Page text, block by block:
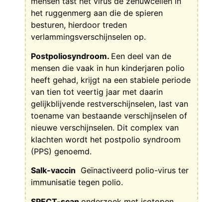
het ruggenmerg aan die de spieren
besturen, hierdoor treden
verlammingsverschijnselen op.
mensen die vaak in hun kinderjaren polio
heeft gehad, krijgt na een stabiele periode
van tien tot veertig jaar met daarin
gelijkblijvende restverschijnselen, last van
toename van bestaande verschijnselen of
nieuwe verschijnselen. Dit complex van
klachten wordt het postpolio syndroom
(PPS) genoemd.
immunisatie tegen polio.